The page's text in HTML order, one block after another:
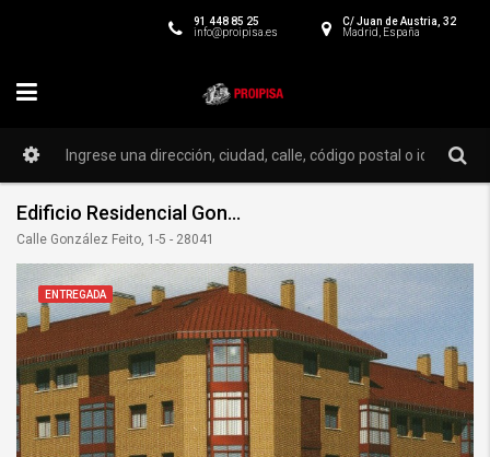
C/ Juan de Austria, 32
Madrid, España
91 448 85 25
info@proipisa.es
Edificio Residencial González Feito
Calle González Feito, 1-5 - 28041
ENTREGADA